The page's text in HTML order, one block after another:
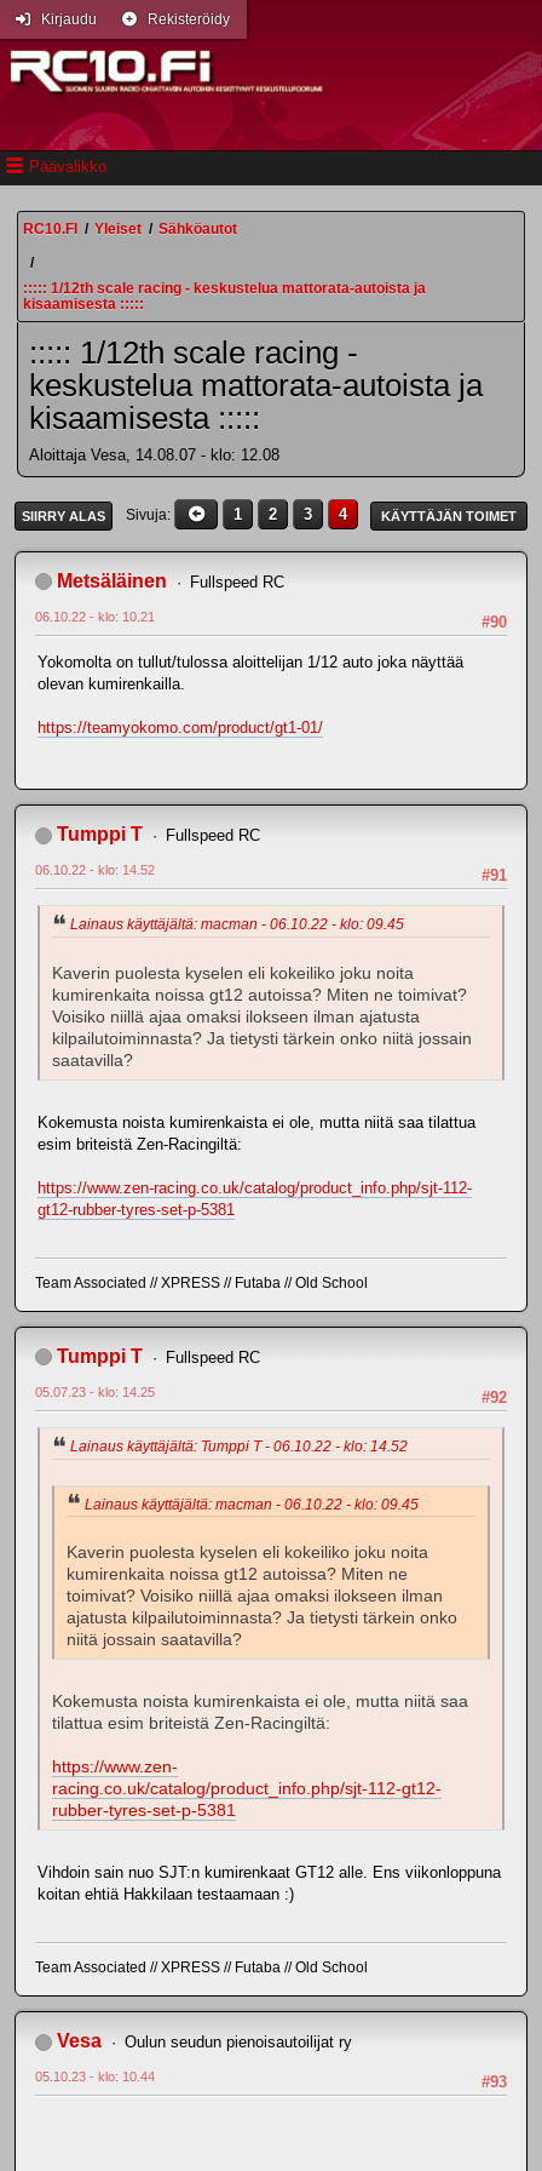
Päävalikko
Kirjaudu Rekisteröidy
RC10.FI / Yleiset / Sähköautot
/
::::: 1/12th scale racing - keskustelua mattorata-autoista ja
kisaamisesta :::::
::::: 1/12th scale racing -
keskustelua mattorata-autoista ja
kisaamisesta :::::
Aloittaja Vesa, 14.08.07 - klo: 12.08
SIIRRY ALAS Sivuja 1 2 3 4 KÄYTTÄJÄN TOIMET
Metsäläinen Fullspeed RC
#90
06.10.22 - klo: 10.21
Yokomolta on tullut/tulossa aloittelijan 1/12 auto joka näyttää
olevan kumirenkailla.
https://teamyokomo.com/product/gt1-01/
Tumppi T Fullspeed RC
#91
06.10.22 - klo: 14.52
Lainaus käyttäjältä: macman - 06.10.22 - klo: 09.45
Kaverin puolesta kyselen eli kokeiliko joku noita
kumirenkaita noissa gt12 autoissa? Miten ne toimivat?
Voisiko niillä ajaa omaksi ilokseen ilman ajatusta
kilpailutoiminnasta? Ja tietysti tärkein onko niitä jossain
saatavilla?
Kokemusta noista kumirenkaista ei ole, mutta niitä saa tilattua
esim briteistä Zen-Racingiltä:
https://www.zen-racing.co.uk/catalog/product_info.php/sjt-112-
gt12-rubber-tyres-set-p-5381
Team Associated // XPRESS // Futaba // Old School
Tumppi T Fullspeed RC
#92
05.07.23 - klo: 14.25
Lainaus käyttäjältä: Tumppi T - 06.10.22 - klo: 14.52
Lainaus käyttäjältä: macman - 06.10.22 - klo: 09.45
Kaverin puolesta kyselen eli kokeiliko joku noita
kumirenkaita noissa gt12 autoissa? Miten ne
toimivat? Voisiko niillä ajaa omaksi ilokseen ilman
ajatusta kilpailutoiminnasta? Ja tietysti tärkein onko
niitä jossain saatavilla?
Kokemusta noista kumirenkaista ei ole, mutta niitä saa
tilattua esim briteistä Zen-Racingiltä:
https://www.zen-
racing.co.uk/catalog/product_info.php/sjt-112-gt12-
rubber-tyres-set-p-5381
Vihdoin sain nuo SJT:n kumirenkaat GT12 alle. Ens viikonloppuna
koitan ehtiä Hakkilaan testaamaan :)
Team Associated // XPRESS // Futaba // Old School
Vesa Oulun seudun pienoisautoilijat ry
#93
05.10.23 - klo: 10.44